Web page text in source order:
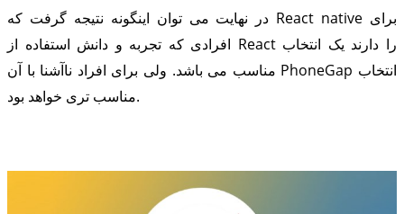
در نهایت می توان اینگونه نتیجه گرفت که React native برای
افرادی که تجربه و دانش استفاده از React را دارند یک انتخاب
مناسب می باشد. ولی برای افراد ناآشنا با آن PhoneGap انتخاب
مناسب تری خواهد بود.